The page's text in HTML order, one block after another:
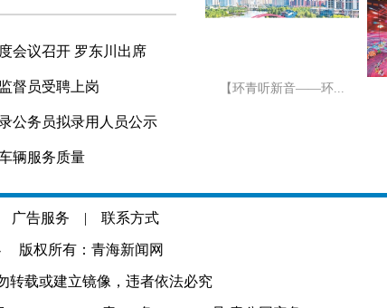
会议召开 罗东川出席
督员受聘上岗
公务员拟录用人员公示
辆服务质量
【环青听新音——环...
广告服务 | 联系方式
版权所有：青海新闻网
转载或建立镜像，违者依法必究